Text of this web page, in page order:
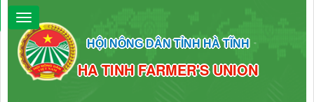
HỘI NÔNG DÂN TỈNH HÀ TĨNH
HA TINH FARMER'S UNION